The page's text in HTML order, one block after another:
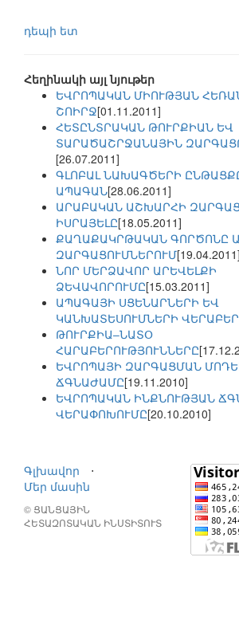
դեպի ետ
Հեղինակի այլ նյութեր
ԵՎՐՈՊԱԿԱՆ ՄԻՈՒԹՅԱՆ
ՇՈԻՐՋ[01.11.2011]
ՀԵՏԸՆՏՐԱԿԱՆ ԹՈՒՐՔԻԱՆ ԵՎ
ՏԱՐԱԾԱՇՐՋԱՆԱՅԻՆ
[26.07.2011]
ԳԼՈԲԱԼ ՆԱԽԱԳԾԵՐԻ
ԱՊԱԳԱՆ[28.06.2011]
ԱՐԱԲԱԿԱՆ ԱՇԽԱՐՀԻ
ԻՍՐԱՅԵԼԸ[18.05.2011]
ՔԱՂԱՔԱԿՐԹԱԿԱՆ ԳՈՐԾՈՆԸ
ԶԱՐԳԱՑՈՒՄՆԵՐՈՒՄ[19.04.2011]
ՆՈՐ ՄԵՐՁԱՎՈՐ ԱՐԵՎԵԼՔԻ
ՁԵՎԱՎՈՐՈՒՄԸ[15.03.2011]
ԱՊԱԳԱՅԻ ՍՑԵՆԱՐՆԵՐԻ ԵՎ
ԿԱՆԽԱՏԵՍՈՒՄՆԵՐԻ
ԹՈՒՐՔԻԱ–ՆԱՏՕ
ՀԱՐԱԲԵՐՈՒԹՅՈՒՆՆԵՐԸ
ԵՎՐՈՊԱՅԻ ԶԱՐԳԱՑՄԱՆ
ՃԳՆԱԺԱՄԸ[19.11.2010]
ԵՎՐՈՊԱԿԱՆ ԻՆՔՆՈՒԹՅԱՆ
ՎԵՐԱՓՈԽՈՒՄԸ[20.10.2010]
Գլխավոր
⋅
Մեր մասին
© ՑԱՆՑԱՅԻՆ
ՀԵՏԱԶՈՏԱԿԱՆ ԻՆՍՏԻՏՈՒՏ